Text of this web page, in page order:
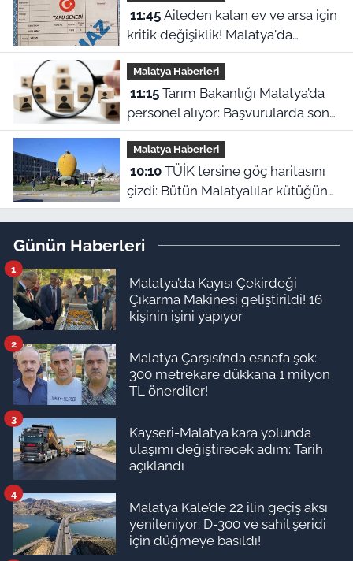
11:45Aileden kalan ev ve arsa için
kritik değişiklik! Malatya'da
mirasçılar ne yapacak?
Malatya Haberleri
11:15Tarım Bakanlığı Malatya’da
personel alıyor: Başvurularda son
gün bugün!
Malatya Haberleri
10:10TÜİK tersine göç haritasını
çizdi: Bütün Malatyalılar kütüğüne
dönse Doğu’nun megakenti
Günün Haberleri
Malatya’da Kayısı Çekirdeği
Çıkarma Makinesi geliştirildi! 16
kişinin işini yapıyor
1
Malatya Çarşısı’nda esnafa şok:
300 metrekare dükkana 1 milyon
TL önerdiler!
2
Kayseri-Malatya kara yolunda
ulaşımı değiştirecek adım: Tarih
açıklandı
3
Malatya Kale’de 22 ilin geçiş aksı
yenileniyor: D-300 ve sahil şeridi
için düğmeye basıldı!
4